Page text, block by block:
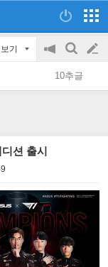
기
공
지
on/off
검
색
글
쓰
10추글
션 출시